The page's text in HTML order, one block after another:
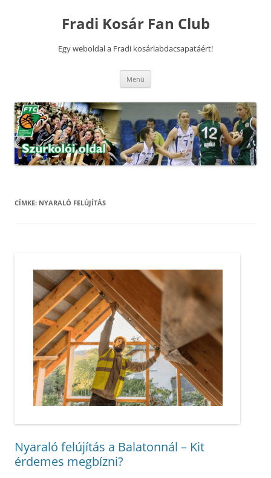
Fradi Kosár Fan Club
Egy weboldal a Fradi kosárlabdacsapatáért!
Menü
CÍMKE: NYARALÓ FELÚJÍTÁS
Nyaraló felújítás a Balatonnál – Kit
érdemes megbízni?